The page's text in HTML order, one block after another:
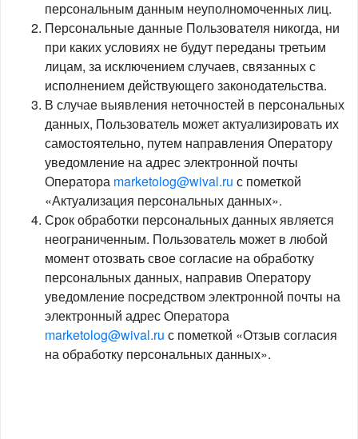
персональным данным неуполномоченных лиц.
Персональные данные Пользователя никогда, ни
при каких условиях не будут переданы третьим
лицам, за исключением случаев, связанных с
исполнением действующего законодательства.
В случае выявления неточностей в персональных
данных, Пользователь может актуализировать их
самостоятельно, путем направления Оператору
уведомление на адрес электронной почты
Оператора marketolog@wival.ru с пометкой
«Актуализация персональных данных».
Срок обработки персональных данных является
неограниченным. Пользователь может в любой
момент отозвать свое согласие на обработку
персональных данных, направив Оператору
уведомление посредством электронной почты на
электронный адрес Оператора
marketolog@wival.ru с пометкой «Отзыв согласия
на обработку персональных данных».